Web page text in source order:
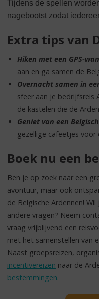
Tijdens de spellen
nagebootst zodat
Extra tips van
Hiken met een GPS-
aan en ga samen de
Overnacht samen in
sfeer aan je bedrijfsreis
de kastelen die de
Geniet van een
gezellige cafeetjes voor
Boek nu een
Ben je op zoek naar een
avontuur, maar ook
de Belgische Ardennen!
andere vragen? Neem
vraag vrijblijvend een
met het samenstellen van
Naast groepsreizen,
incentivereizen naar de
bestemmingen.